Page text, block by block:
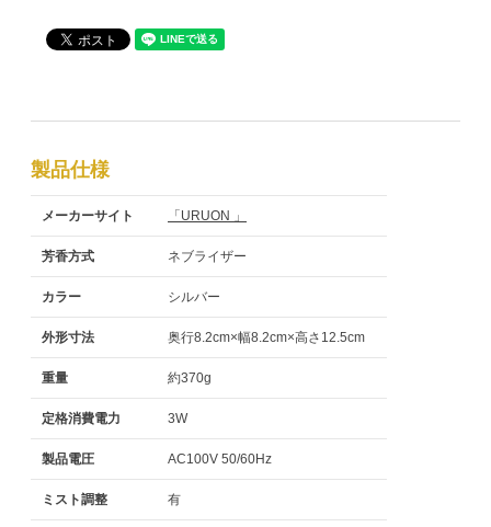
製品仕様
メーカーサイト 「URUON 」
芳香方式 ネブライザー
カラー シルバー
外形寸法 奥行8.2cm×幅8.2cm×高さ12.5cm
重量 約370g
定格消費電力 3W
製品電圧 AC100V 50/60Hz
ミスト調整 有